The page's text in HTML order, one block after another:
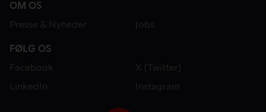
OM OS
Presse & Nyheder
Jobs
FØLG OS
Facebook
X (Twitter)
LinkedIn
Instagram